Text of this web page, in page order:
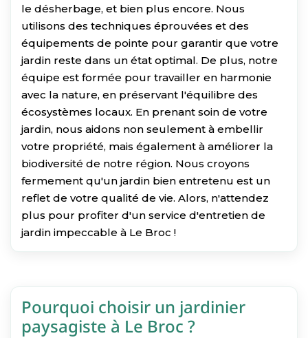
le désherbage, et bien plus encore. Nous
utilisons des techniques éprouvées et des
équipements de pointe pour garantir que votre
jardin reste dans un état optimal. De plus, notre
équipe est formée pour travailler en harmonie
avec la nature, en préservant l'équilibre des
écosystèmes locaux. En prenant soin de votre
jardin, nous aidons non seulement à embellir
votre propriété, mais également à améliorer la
biodiversité de notre région. Nous croyons
fermement qu'un jardin bien entretenu est un
reflet de votre qualité de vie. Alors, n'attendez
plus pour profiter d'un service d'entretien de
jardin impeccable à Le Broc !
Pourquoi choisir un jardinier
paysagiste à Le Broc ?